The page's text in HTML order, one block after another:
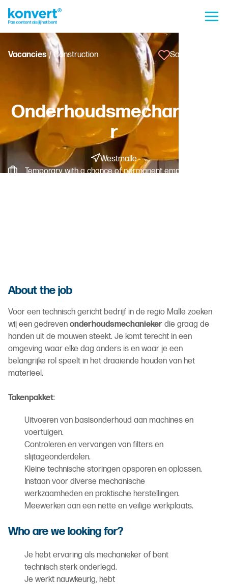
Vacancies/ Construction Save vacancy
Onderhoudsmechanieke
r
Westmalle
Temporary with a chance of permanent employment -
About the job
Voor een technisch gericht bedrijf in de regio Malle zoeken
wij een gedreven onderhoudsmechanieker die graag de
handen uit de mouwen steekt. Je komt terecht in een
omgeving waar elke dag anders is en waar je een
belangrijke rol speelt in het draaiende houden van het
materieel.
Takenpakket:
Uitvoeren van basisonderhoud aan machines en
voertuigen.
Controleren en vervangen van filters en
slijtageonderdelen.
Kleine technische storingen opsporen en oplossen.
Instaan voor diverse mechanische
werkzaamheden en praktische herstellingen.
Meewerken aan een nette en veilige werkplaats.
Who are we looking for?
Je hebt ervaring als mechanieker of bent
technisch sterk onderlegd.
Je werkt nauwkeurig, hebt